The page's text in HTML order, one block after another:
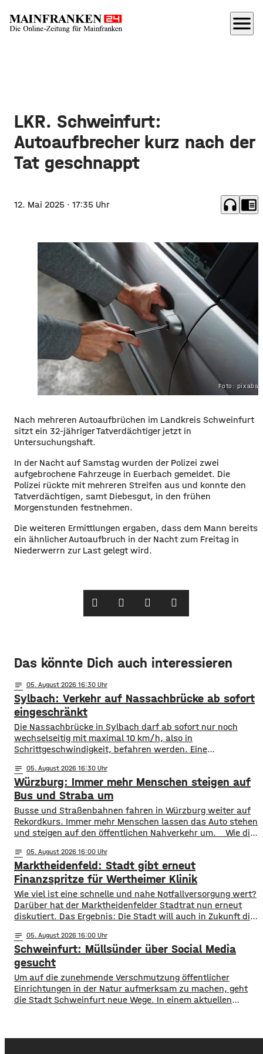
menu
LKR. Schweinfurt:
Autoaufbrecher kurz nach der
Tat geschnappt
12. Mai 2025 · 17:35 Uhr headphones chrome_reader_mode
Foto:
Nach mehreren Autoaufbrüchen im Landkreis Schweinfurt
sitzt ein 32-jähriger Tatverdächtiger jetzt in
Untersuchungshaft.
In der Nacht auf Samstag wurden der Polizei zwei
aufgebrochene Fahrzeuge in Euerbach gemeldet. Die
Polizei rückte mit mehreren Streifen aus und konnte den
Tatverdächtigen, samt Diebesgut, in den frühen
Morgenstunden festnehmen.
Die weiteren Ermittlungen ergaben, dass dem Mann bereits
ein ähnlicher Autoaufbruch in der Nacht zum Freitag in
Niederwerrn zur Last gelegt wird.
Das könnte Dich auch interessieren
notes 05. August 2026 16:30
Sylbach: Verkehr auf Nassachbrücke ab sofort
eingeschränkt
Die Nassachbrücke in Sylbach darf ab sofort nur noch
wechselseitig mit maximal 10 km/h, also in
Schrittgeschwindigkeit, befahren werden. Eine
Landratsamt am Mittwochnachmittag veröffentlicht.
Hintergrund ist das der Schwerlastverkehr aufgrund der
kurzfristigen Sperrung der Nassachbrücke in Haßfurt
deutlich zugenommen hat. Durch die Begrenzung der
Höchstgeschwindigkeit soll das über 50 Jahre
notes 05. August 2026 16:30
Würzburg: Immer mehr Menschen steigen auf
Bus und Straba um
​​Busse und Straßenbahnen fahren in Würzburg weiter auf
Rekordkurs. Immer mehr Menschen lassen das Auto stehen
und steigen auf den öffentlichen Nahverkehr um. ​Wie die
so viele Fahrgäste transportiert wie nie zuvor. Insgesamt
waren knapp 18 Millionen Menschen im öffentlichen
Nahverkehr unterwegs. ​Besonders deutlich zeigt sich
notes 05. August 2026 16:00
Marktheidenfeld: Stadt gibt erneut
Finanzspritze für Wertheimer Klinik
​​Wie viel ist eine schnelle und nahe Notfallversorgung wert?
Darüber hat der Marktheidenfelder Stadtrat nun erneut
diskutiert. Das Ergebnis: Die Stadt will auch in Zukunft die
finanziell unterstützen. ​Über 31.000 Euro fließen in
diesem Jahr an den entsprechenden Förderverein des
Krankenhauses. Denn: Allein im letzten Jahr haben sich
120 Menschen aus Marktheidenfeld
notes 05. August 2026 16:00
Schweinfurt: Müllsünder über Social Media
gesucht
Um auf die zunehmende Verschmutzung öffentlicher
Einrichtungen in der Natur aufmerksam zu machen, geht
die Stadt Schweinfurt neue Wege. In einem aktuellen